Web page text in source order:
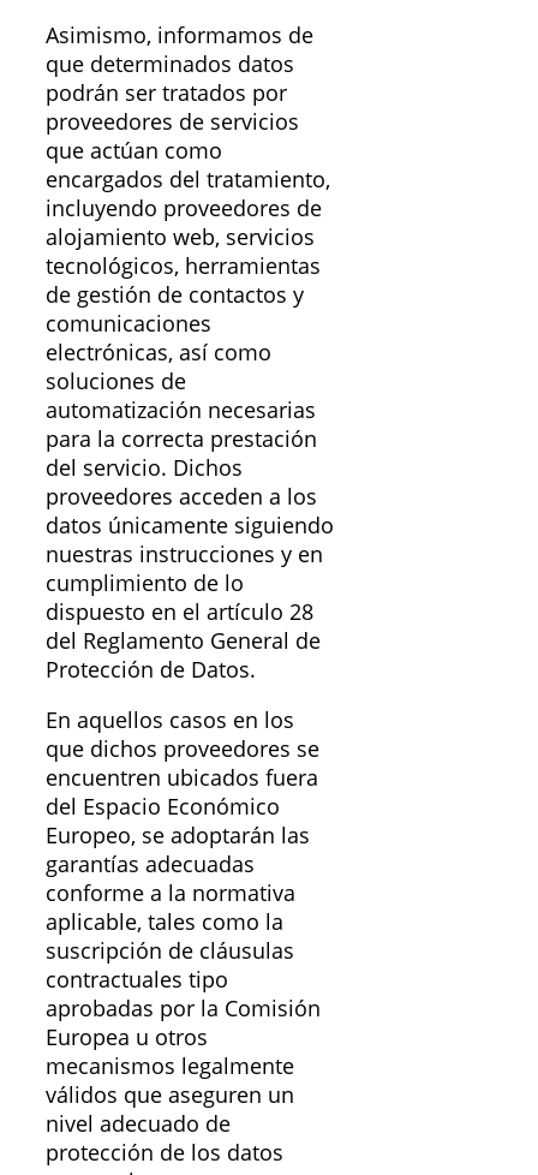
Asimismo, informamos de
que determinados datos
podrán ser tratados por
proveedores de servicios
que actúan como
encargados del tratamiento,
incluyendo proveedores de
alojamiento web, servicios
tecnológicos, herramientas
de gestión de contactos y
comunicaciones
electrónicas, así como
soluciones de
automatización necesarias
para la correcta prestación
del servicio. Dichos
proveedores acceden a los
datos únicamente siguiendo
nuestras instrucciones y en
cumplimiento de lo
dispuesto en el artículo 28
del Reglamento General de
Protección de Datos.
En aquellos casos en los
que dichos proveedores se
encuentren ubicados fuera
del Espacio Económico
Europeo, se adoptarán las
garantías adecuadas
conforme a la normativa
aplicable, tales como la
suscripción de cláusulas
contractuales tipo
aprobadas por la Comisión
Europea u otros
mecanismos legalmente
válidos que aseguren un
nivel adecuado de
protección de los datos